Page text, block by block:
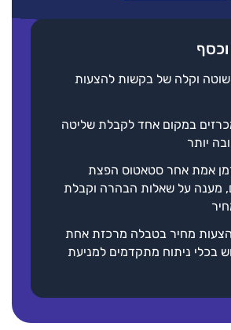
וכסף
וקלה של בקשות להצעות
במקום אחד לקבלת שליטה
יותר
אמת אחר סטאטוס הפצת
מענה על שאלות הבהרה וקבלת
מחיר בטבלה מרכזת אחת
בכלי ניתוח מתקדמים למניעת